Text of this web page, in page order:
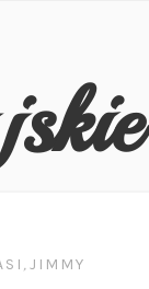
,JIMMY